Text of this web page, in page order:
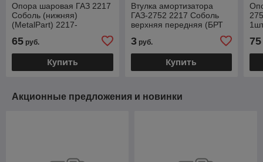
Опора шаровая ГАЗ 2217
Соболь (нижняя)
(MetalPart) 2217-
65 руб.
Купить
Втулка амортизатора
ГАЗ-2752 2217 Соболь
верхняя передняя (БРТ
2905460
3руб.
Купить
75
Акционные предложения и новинки